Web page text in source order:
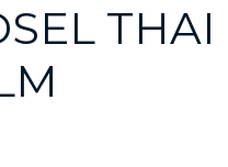
THAI